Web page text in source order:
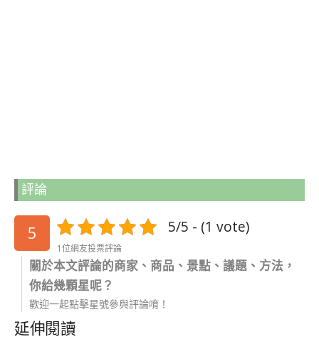
評論
5 5/5 - (1 vote)
1位網友投票評論
關於本文評論的商家、商品、景點、議題、方法，
你給幾顆星呢？
歡迎一起點擊星號參與評論唷！
延伸閱讀